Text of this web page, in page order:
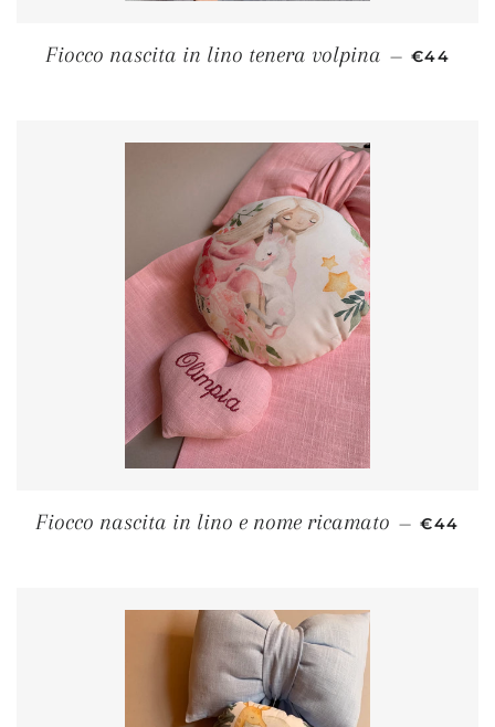
Fiocco nascita in lino tenera volpina — PREZZO
€44
Fiocco nascita in lino e nome ricamato — €44